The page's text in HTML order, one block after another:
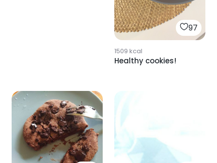
97
1509 kcal
Healthy cookies!